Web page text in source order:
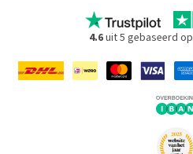
4.6uit 5 gebaseerd op